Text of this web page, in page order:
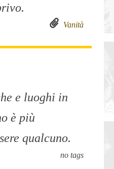
Vanità
e luoghi in
è più
qualcuno.
no tags